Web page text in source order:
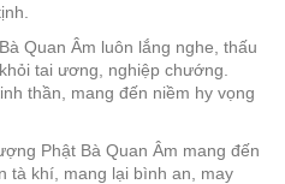
Quan Âm luôn lắng nghe, thấu
tai ương, nghiệp chướng.
thần, mang đến niềm hy vọng
Phật Bà Quan Âm mang đến
tà khí, mang lại bình an, may